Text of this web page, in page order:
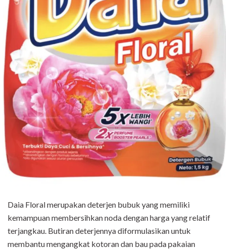
Daia Floral merupakan deterjen bubuk yang memiliki
kemampuan membersihkan noda dengan harga yang relatif
terjangkau. Butiran deterjennya diformulasikan untuk
membantu mengangkat kotoran dan bau pada pakaian